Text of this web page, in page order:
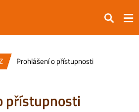
Hledat
Prohlášení o přístupnosti
přístupnosti